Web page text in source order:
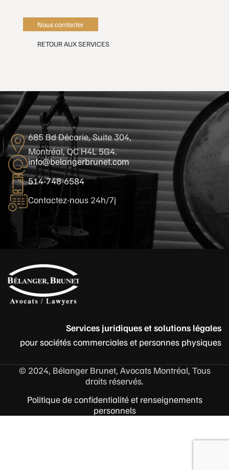
Nous contacter
RETOUR AUX SERVICES
685 Bd Décarie, Suite 304,
Montréal, QC H4L 5G4.
info@belangerbrunet.com
514-748-6584
Contactez-nous 24h/7j
Services juridiques et solutions légales
pour sociétés commerciales et personnes physiques
© 2024, Bélanger Brunet, Avocats Montréal, Tous
droits réservés.
Politique de confidentialité et renseignements
personnels